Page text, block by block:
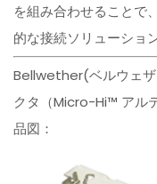
を組み合わせることで
的な接続ソリューショ
Bellwether(ベルウェ
クタ（Micro-Hi™ アル
品図：